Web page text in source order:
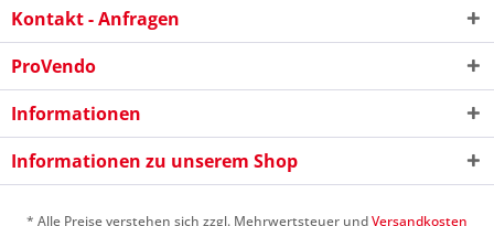
1 * 5 = ?
Kontakt - Anfragen
ProVendo
Informationen
Informationen zu unserem Shop
* Alle Preise verstehen sich zzgl. Mehrwertsteuer undVersandkosten